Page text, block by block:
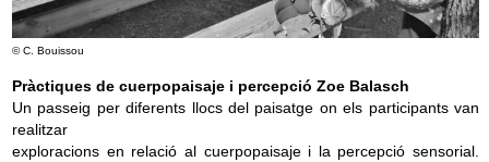
© C. Bouissou
Pràctiques de cuerpopaisaje i percepció Zoe Balasch
Un passeig per diferents llocs del paisatge on els participants van
realitzar
exploracions en relació al cuerpopaisaje i la percepció sensorial.